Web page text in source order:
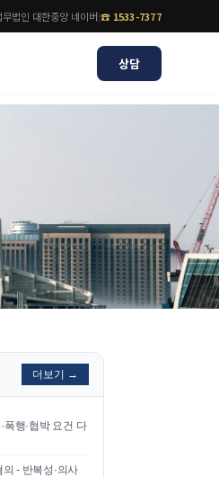
무법인 대한중앙 네이버|☎ 1533-7377
상담
블로그
식
터/브로슈어
더보기 →
폭행·협박 요건 다
- 반복성·의사